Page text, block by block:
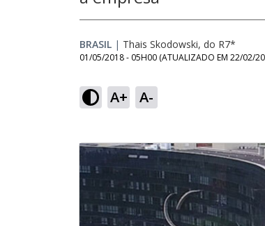
BRASIL | Thais Skodowski, do R7*
01/05/2018 - 05H00 (ATUALIZADO EM 22/02/
A+ A-